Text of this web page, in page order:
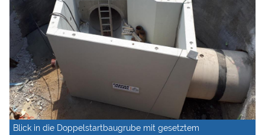
Blick in die Doppelstartbaugrube mit gesetztem